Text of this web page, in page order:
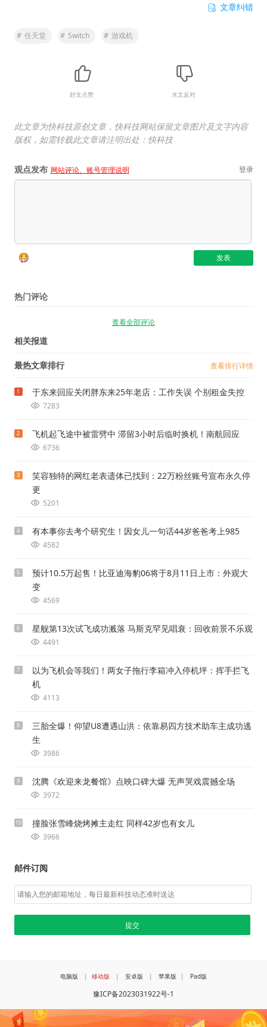
文章纠错
# 任天堂 # Switch # 游戏机
好文点赞 水文反对
此文章为快科技原创文章，快科技网站保留文章图片及文字内容
版权，如需转载此文章请注明出处：快科技
观点发布 网站评论、账号管理说明 登录
热门评论
查看全部评论
相关报道
最热文章排行 查看排行详情
1 于东来回应关闭胖东来25年老店：工作失误 个别租金失控
7283
2 飞机起飞途中被雷劈中 滞留3小时后临时换机！南航回应
6736
3
笑容独特的网红老表遗体已找到：22万粉丝账号宣布永久停
更
5201
4 有本事你去考个研究生！因女儿一句话44岁爸爸考上985
4582
5
预计10.5万起售！比亚迪海豹06将于8月11日上市：外观大
变
4569
6 星舰第13次试飞成功溅落 马斯克罕见唱衰：回收前景不乐观
4491
7
以为飞机会等我们！两女子拖行李箱冲入停机坪：挥手拦飞
机
4113
8
三胎全爆！仰望U8遭遇山洪：依靠易四方技术助车主成功逃
生
3986
9 沈腾《欢迎来龙餐馆》点映口碑大爆 无声哭戏震撼全场
3972
10 撞脸张雪峰烧烤摊主走红 同样42岁也有女儿
3966
邮件订阅
电脑版 | 移动版 | 安卓版 | 苹果版 | Pad版
豫ICP备2023031922号-1